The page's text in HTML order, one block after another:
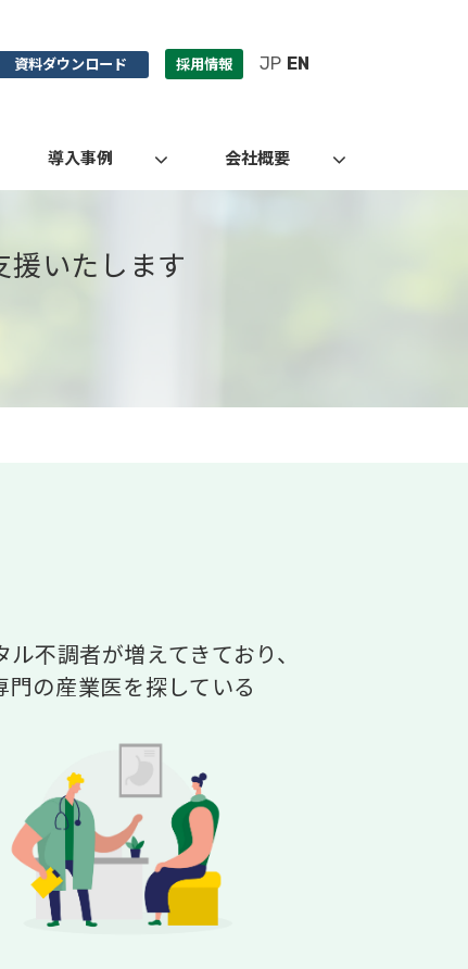
資料ダウンロード 採用情報 JP EN
導入事例 会社概要
援いたします
ル不調者が増えてきており、
門の産業医を探している